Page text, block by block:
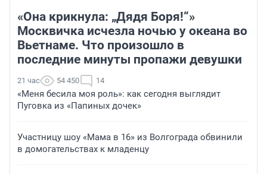
«Она крикнула: „Дядя Боря!“»
Москвичка исчезла ночью у океана во
Вьетнаме. Что произошло в
последние минуты пропажи девушки
21 час 54 450 14
«Меня бесила моя роль»: как сегодня выглядит
Пуговка из «Папиных дочек»
Участницу шоу «Мама в 16» из Волгограда обвинили
в домогательствах к младенцу